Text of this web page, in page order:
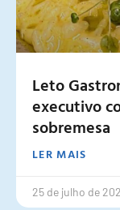
Leto
executivo
sobremesa
LER MAIS
25 de julho de